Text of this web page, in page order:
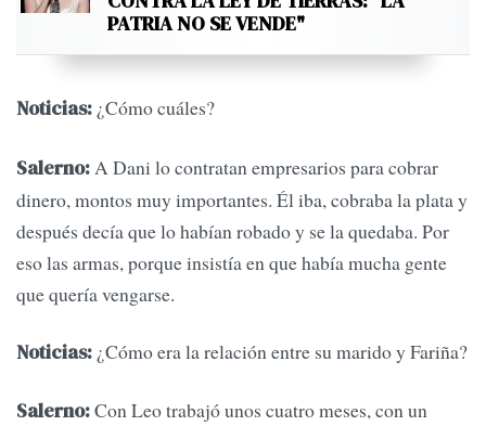
PATRIA NO SE VENDE"
Noticias: ¿Cómo cuáles?
Salerno:A Dani lo contratan empresarios para cobrar
dinero, montos muy importantes. Él iba, cobraba la plata y
después decía que lo habían robado y se la quedaba. Por
eso las armas, porque insistía en que había mucha gente
que quería vengarse.
Noticias: ¿Cómo era la relación entre su marido y Fariña?
Salerno:Con Leo trabajó unos cuatro meses, con un